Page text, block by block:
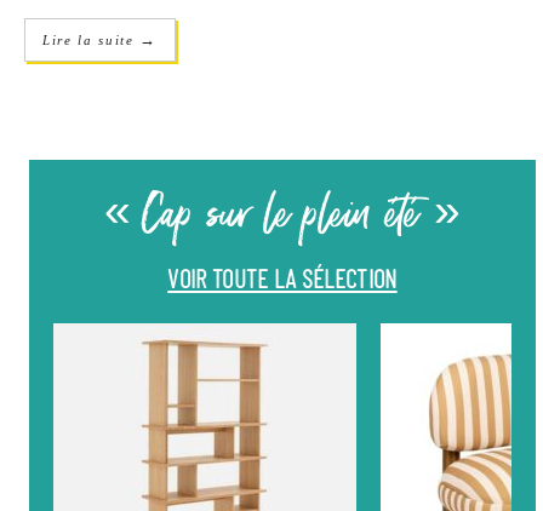
Lire la suite →
« Cap sur le plein été »
VOIR TOUTE LA SÉLECTION